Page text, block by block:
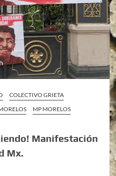
COLECTIVO GRIETA
MP MORELOS
Manifestación
Mx.